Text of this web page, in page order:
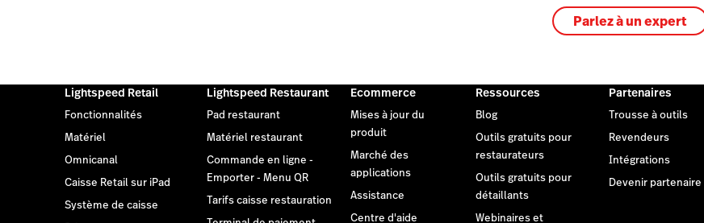
Parlez à un expert
Lightspeed Retail
Fonctionnalités
Matériel
Omnicanal
Caisse Retail sur iPad
Système de caisse
Lightspeed Restaurant
Pad restaurant
Matériel restaurant
Commande en ligne -
Emporter - Menu QR
Tarifs caisse restauration
Ecommerce
Mises à jour du
produit
Marché des
applications
Assistance
Centre d'aide
Ressources
Blog
Outils gratuits pour
restaurateurs
Outils gratuits pour
détaillants
Webinaires et
Partenaires
Trousse à outils
Revendeurs
Intégrations
Devenir partenaire